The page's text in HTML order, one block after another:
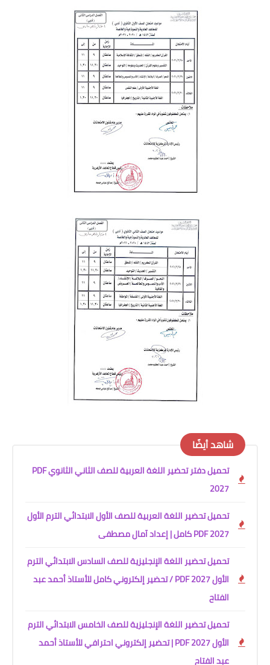
شاهد أيضًا
تحميل دفتر تحضير اللغة العربية للصف الثاني الثانوي PDF
2027
تحميل تحضير اللغة العربية للصف الأول الابتدائي الترم الأول
2027 PDF كامل | إعداد آمال مصطفى
تحميل تحضير اللغة الإنجليزية للصف السادس الابتدائي الترم
الأول 2027 PDF / تحضير إلكتروني كامل للأستاذ أحمد عبد
الفتاح
تحميل تحضير اللغة الإنجليزية للصف الخامس الابتدائي الترم
الأول 2027 PDF | تحضير إلكتروني احترافي للأستاذ أحمد
عبد الفتاح